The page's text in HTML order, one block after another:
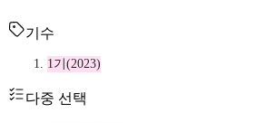
기수
1기(2023)
다중 선택